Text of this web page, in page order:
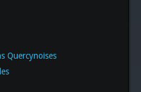
Quercynoises